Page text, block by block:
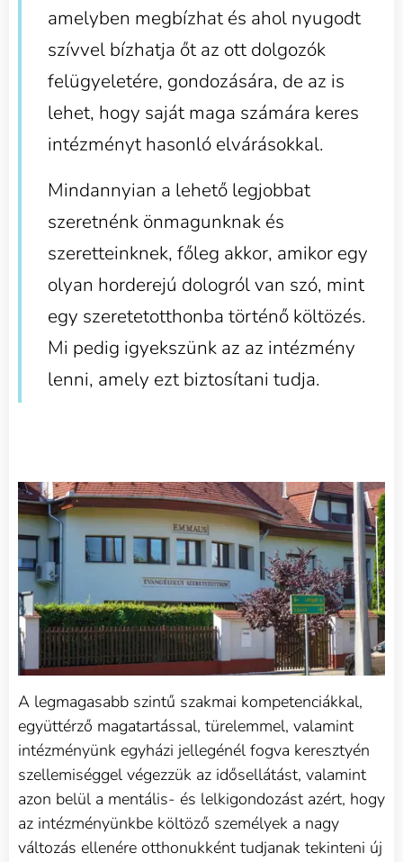
amelyben megbízhat és ahol nyugodt
szívvel bízhatja őt az ott dolgozók
felügyeletére, gondozására, de az is
lehet, hogy saját maga számára keres
intézményt hasonló elvárásokkal.
Mindannyian a lehető legjobbat
szeretnénk önmagunknak és
szeretteinknek, főleg akkor, amikor egy
olyan horderejú dologról van szó, mint
egy szeretetotthonba történő költözés.
Mi pedig igyekszünk az az intézmény
lenni, amely ezt biztosítani tudja.
A legmagasabb szintű szakmai kompetenciákkal,
együttérző magatartással, türelemmel, valamint
intézményünk egyházi jellegénél fogva keresztyén
szellemiséggel végezzük az idősellátást, valamint
azon belül a mentális- és lelkigondozást azért, hogy
az intézményünkbe költöző személyek a nagy
változás ellenére otthonukként tudjanak tekinteni új